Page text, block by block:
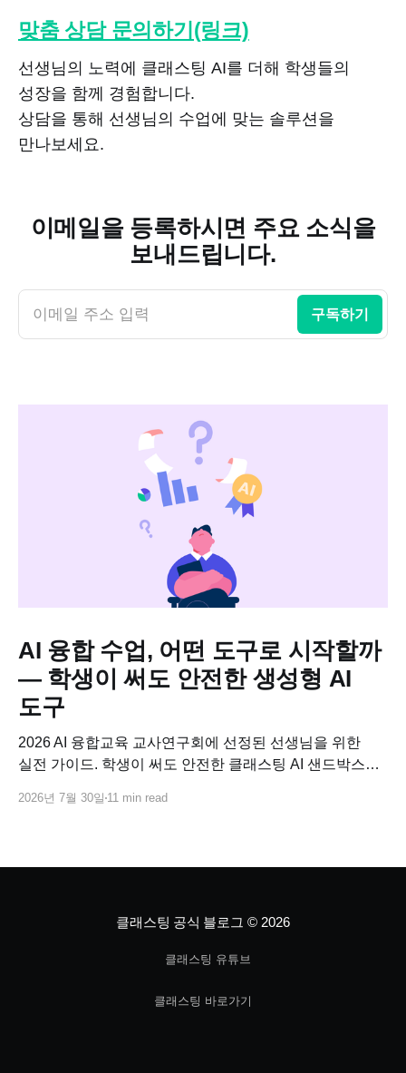
맞춤 상담 문의하기(링크)
선생님의 노력에 클래스팅 AI를 더해 학생들의
성장을 함께 경험합니다.
상담을 통해 선생님의 수업에 맞는 솔루션을
만나보세요.
이메일을 등록하시면 주요 소식을
보내드립니다.
이메일 주소 입력 구독하기
AI 융합 수업, 어떤 도구로 시작할까
— 학생이 써도 안전한 생성형 AI
도구
2026 AI 융합교육 교사연구회에 선정된 선생님을 위한
실전 가이드. 학생이 써도 안전한 클래스팅 AI 샌드박스로
코스웨어까지 연결하는 방법.
2026년 7월 30일 11 min read
클래스팅 공식 블로그 © 2026
클래스팅 유튜브
클래스팅 바로가기